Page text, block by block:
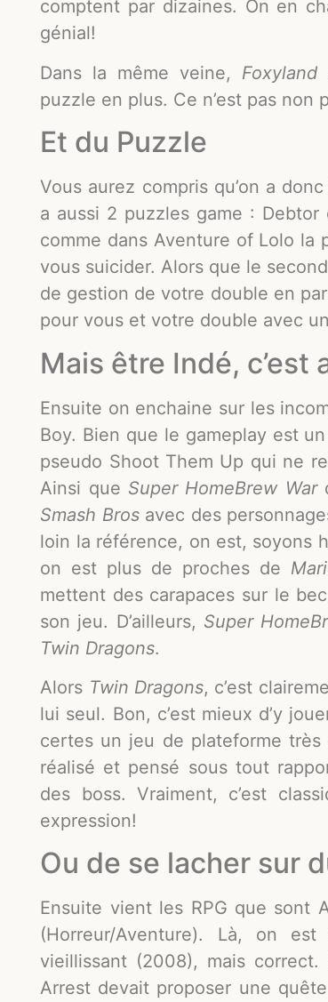
comptent par dizaines. On en
génial!
Dans la même veine, Foxyland
puzzle en plus. Ce n’est pas non
Et du Puzzle
Vous aurez compris qu’on a
a aussi 2 puzzles game :
comme dans Aventure of Lolo la
vous suicider. Alors que le
de gestion de votre double en
pour vous et votre double avec
Mais être Indé,
Ensuite on enchaine sur les
Boy. Bien que le gameplay est
pseudo Shoot Them Up qui ne
Ainsi que Super HomeBrew War
Smash Bros avec des
loin la référence, on est, soyons
on est plus de proches de
mettent des carapaces sur le
son jeu. D’ailleurs, Super
Twin Dragons.
Alors Twin Dragons, c’est
lui seul. Bon, c’est mieux d’y
certes un jeu de plateforme très
réalisé et pensé sous tout
des boss. Vraiment, c’est
expression!
Ou de se lacher sur
Ensuite vient les RPG que sont
(Horreur/Aventure). Là, on
vieillissant (2008), mais
Arrest devait proposer une